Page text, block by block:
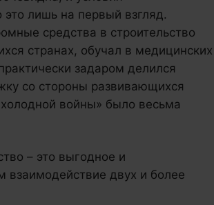
лишь на первый взгляд.
средства в строительство
странах, обучал в медицинских
задаром делился
со стороны развивающихся
войны» было весьма
– это выгодное и
взаимодействие двух и более